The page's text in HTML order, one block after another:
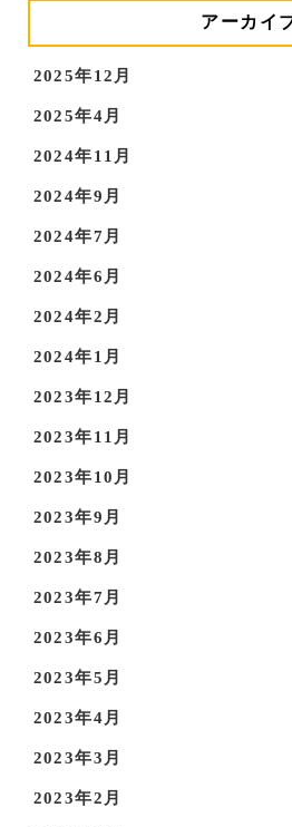
アーカイ
2025年12月
2025年4月
2024年11月
2024年9月
2024年7月
2024年6月
2024年2月
2024年1月
2023年12月
2023年11月
2023年10月
2023年9月
2023年8月
2023年7月
2023年6月
2023年5月
2023年4月
2023年3月
2023年2月